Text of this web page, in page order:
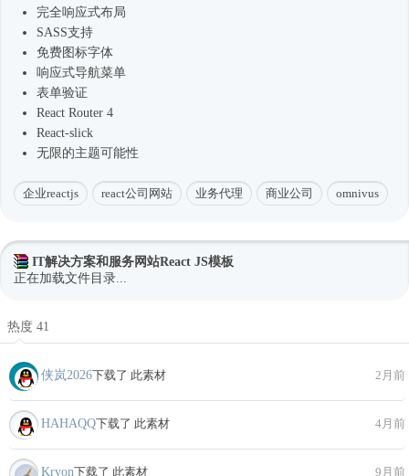
完全响应式布局
SASS支持
免费图标字体
响应式导航菜单
表单验证
React Router 4
React-slick
无限的主题可能性
企业reactjs react公司网站 业务代理 商业公司 omnivus
IT解决方案和服务网站React JS模板
正在加载文件目录...
热度 41
侠岚2026下载了 此素材 2月前
HAHAQQ下载了 此素材 4月前
Kryon下载了 此素材 9月前